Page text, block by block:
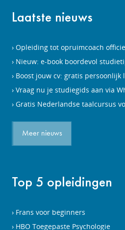
Laatste nieuws
Opleiding tot opruimcoach
Nieuw: e-book boordevol
Boost jouw cv: gratis persoonlijk
Vraag nu je studiegids aan via
Gratis Nederlandse taalcursus
Meer nieuws
Top 5 opleidingen
Frans voor beginners
HBO Toegepaste Psychologie